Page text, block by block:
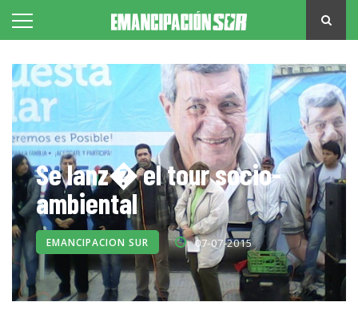
Se lanz� el tour socio-
ambiental
EMANCIPACION SUR 07-07-2015